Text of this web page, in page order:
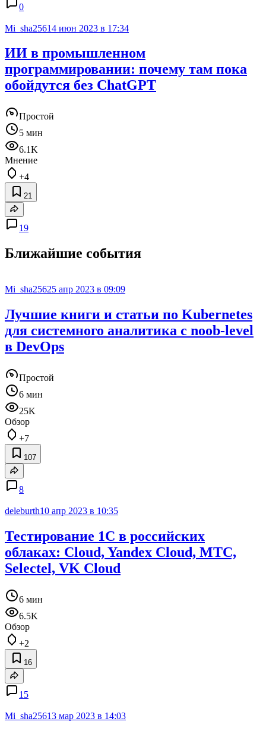
0
Mi_sha25614 июн 2023 в 17:34
ИИ в промышленном
программировании: почему там пока
обойдутся без ChatGPT
Простой
5 мин
6.1K
Мнение
+4
21
19
Ближайшие события
Mi_sha25625 апр 2023 в 09:09
Лучшие книги и статьи по Kubernetes
для системного аналитика с noob-level
в DevOps
Простой
6 мин
25K
Обзор
+7
107
8
deleburth10 апр 2023 в 10:35
Тестирование 1С в российских
облаках: Cloud, Yandex Cloud, МТС,
Selectel, VK Cloud
6 мин
6.5K
Обзор
+2
16
15
Mi_sha25613 мар 2023 в 14:03